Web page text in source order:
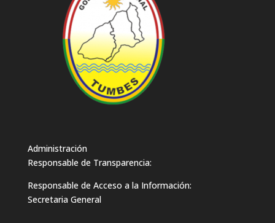
Administración
Responsable de Transparencia:
Responsable de Acceso a la Información:
Secretaria General